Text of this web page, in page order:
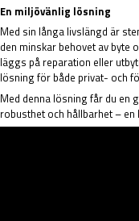
En miljövänlig lösning
Med sin långa livslängd är
den minskar behovet av byte
läggs på reparation eller
lösning för både privat- och
Med denna lösning får du en
robusthet och hållbarhet –